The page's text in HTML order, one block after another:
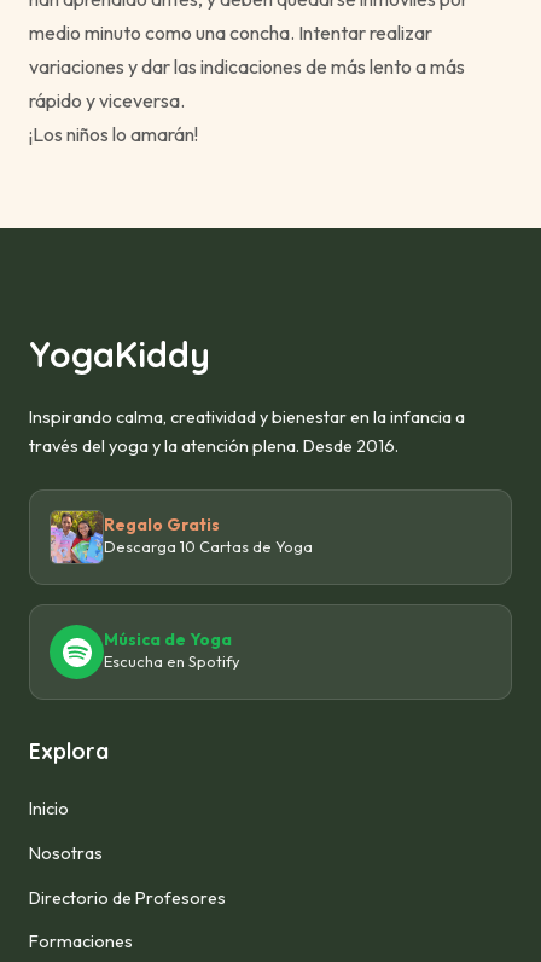
medio minuto como una concha. Intentar realizar
variaciones y dar las indicaciones de más lento a más
rápido y viceversa.
¡Los niños lo amarán!
YogaKiddy
Inspirando calma, creatividad y bienestar en la infancia a
través del yoga y la atención plena. Desde 2016.
Regalo Gratis
Descarga 10 Cartas de Yoga
Música de Yoga
Escucha en Spotify
Explora
Inicio
Nosotras
Directorio de Profesores
Formaciones